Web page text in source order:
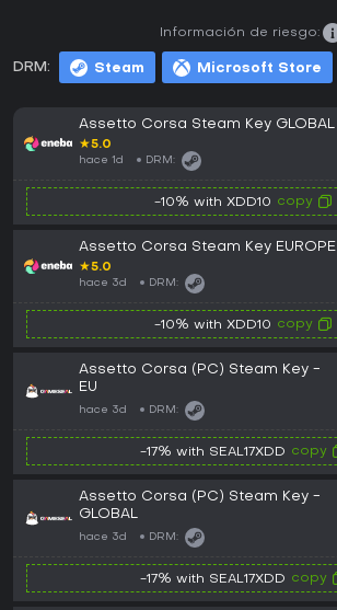
DRM: Steam Microsoft Store
Información de riesgo:
Assetto Corsa Steam Key GLOBAL
★5.0
hace 1d DRM:
-10% with XDD10 copy
Assetto Corsa Steam Key EUROPE
★5.0
hace 3d DRM:
-10% with XDD10 copy
Assetto Corsa (PC) Steam Key -
EU
hace 3d DRM:
-17% with SEAL17XDD copy
Assetto Corsa (PC) Steam Key -
GLOBAL
hace 3d DRM:
-17% with SEAL17XDD copy